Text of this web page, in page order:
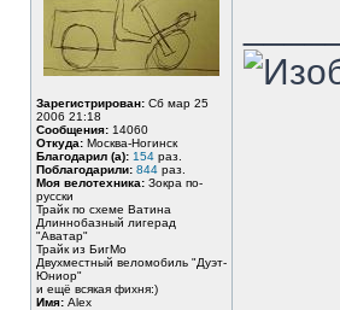
Зарегистрирован: Сб мар 25
2006 21:18
Сообщения: 14060
Откуда: Москва-Ногинск
Благодарил (а): 154 раз.
Поблагодарили: 844 раз.
Моя велотехника: Зокра по-
русски
Трайк по схеме Ватина
Длиннобазный лигерад
"Аватар"
Трайк из БигМо
Двухместный веломобиль "Дуэт-
Юниор"
и ещё всякая фихня:)
Имя: Alex